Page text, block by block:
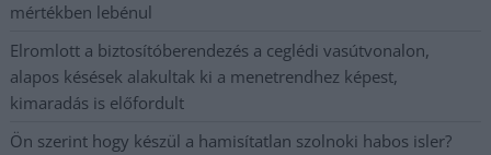
mértékben lebénul
Elromlott a biztosítóberendezés a ceglédi vasútvonalon,
alapos késések alakultak ki a menetrendhez képest,
kimaradás is előfordult
Ön szerint hogy készül a hamisítatlan szolnoki habos isler?